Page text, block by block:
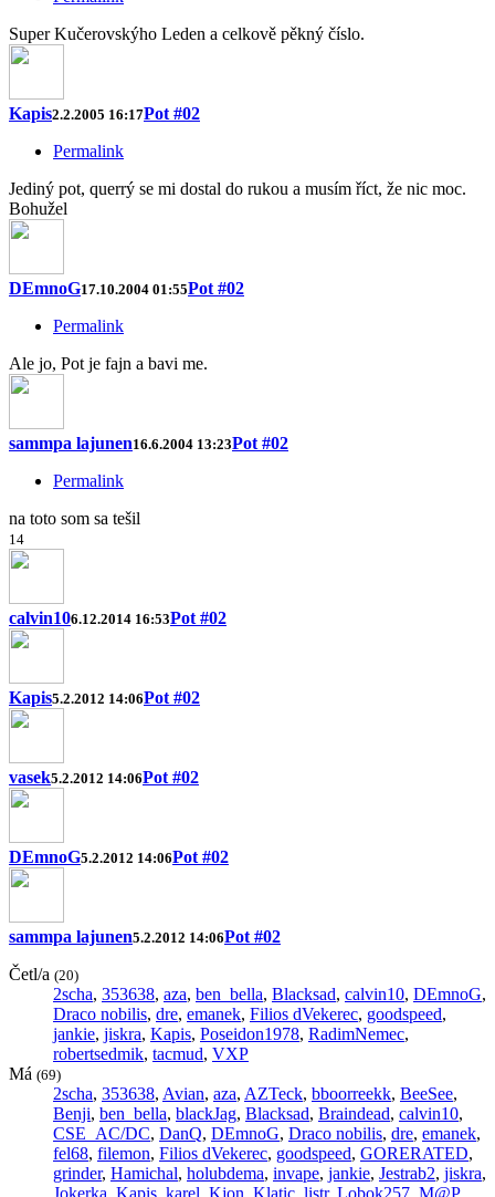
Super Kučerovskýho Leden a celkově pěkný číslo.
Kapis2.2.2005 16:17Pot #02
Permalink
Jediný pot, querrý se mi dostal do rukou a musím říct, že nic moc.
Bohužel
DEmnoG17.10.2004 01:55Pot #02
Permalink
Ale jo, Pot je fajn a bavi me.
sammpa lajunen16.6.2004 13:23Pot #02
Permalink
na toto som sa tešil
14
calvin106.12.2014 16:53Pot #02
Kapis5.2.2012 14:06Pot #02
vasek5.2.2012 14:06Pot #02
DEmnoG5.2.2012 14:06Pot #02
sammpa lajunen5.2.2012 14:06Pot #02
Četl/a (20)
2scha, 353638, aza, ben_bella, Blacksad, calvin10, DEmnoG,
Draco nobilis, dre, emanek, Filios dVekerec, goodspeed,
jankie, jiskra, Kapis, Poseidon1978, RadimNemec,
robertsedmik, tacmud, VXP
Má (69)
2scha, 353638, Avian, aza, AZTeck, bboorreekk, BeeSee,
Benji, ben_bella, blackJag, Blacksad, Braindead, calvin10,
CSE_AC/DC, DanQ, DEmnoG, Draco nobilis, dre, emanek,
fel68, filemon, Filios dVekerec, goodspeed, GORERATED,
grinder, Hamichal, holubdema, invape, jankie, Jestrab2, jiskra,